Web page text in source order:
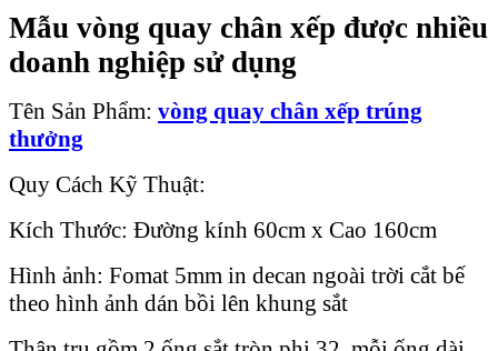
Mẫu vòng quay chân xếp được nhiều
doanh nghiệp sử dụng
Tên Sản Phẩm: vòng quay chân xếp trúng
thưởng
Quy Cách Kỹ Thuật:
Kích Thước: Đường kính 60cm x Cao 160cm
Hình ảnh: Fomat 5mm in decan ngoài trời cắt bế
theo hình ảnh dán bồi lên khung sắt